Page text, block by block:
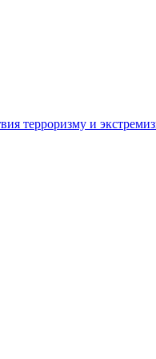
терроризму и